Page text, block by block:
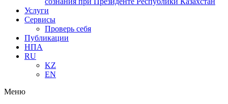
Услуги
Сервисы
Проверь себя
Публикации
НПА
RU
KZ
EN
Меню